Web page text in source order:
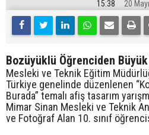
15:38 20
Bozüyüklü Öğrenciden Büyük
Mesleki ve Teknik Eğitim
Türkiye genelinde düzenlenen
Burada” temalı afiş tasarım
Mimar Sinan Mesleki ve Teknik
ve Fotoğraf Alan 10. sınıf